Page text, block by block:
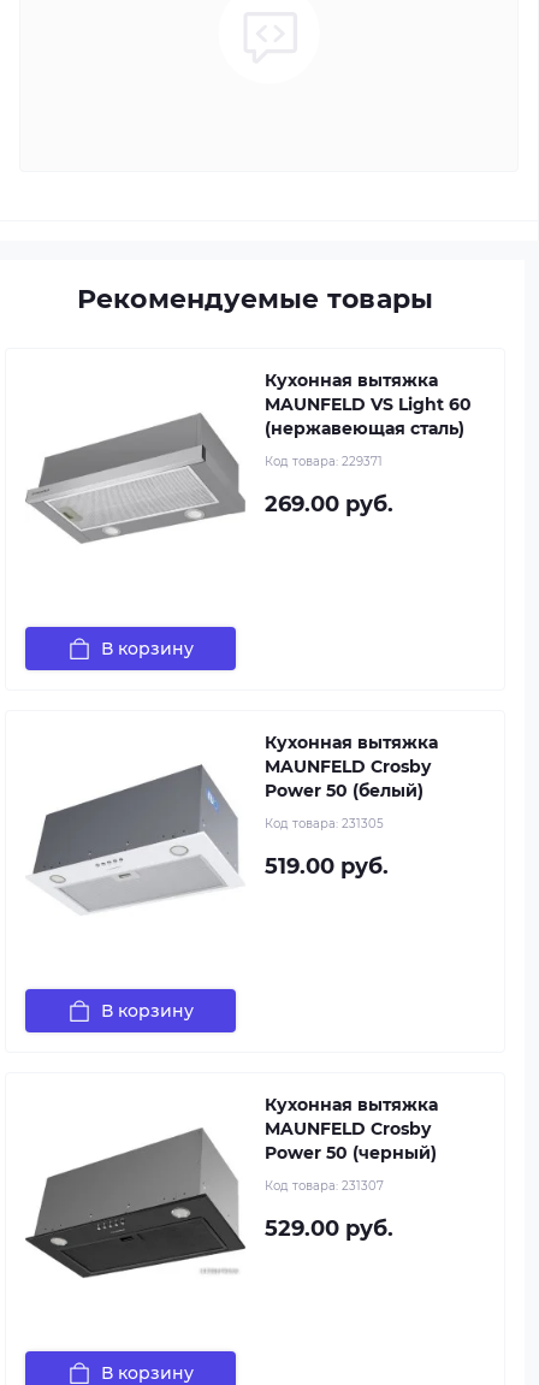
Рекомендуемые товары
Кухонная вытяжка
MAUNFELD VS Light 60
(нержавеющая сталь)
Код товара: 229371
269.00 руб.
В корзину
Кухонная вытяжка
MAUNFELD Crosby
Power 50 (белый)
Код товара: 231305
519.00 руб.
В корзину
Кухонная вытяжка
MAUNFELD Crosby
Power 50 (черный)
Код товара: 231307
529.00 руб.
В корзину